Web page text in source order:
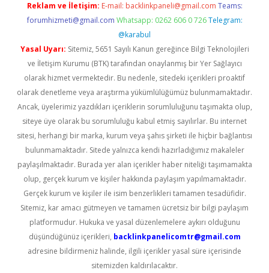
Reklam ve İletişim: E-mail: backlinkpaneli@gmail.com Teams:
forumhizmeti@gmail.com Whatsapp: 0262 606 0 726 Telegram:
@karabul
Yasal Uyarı: Sitemiz, 5651 Sayılı Kanun gereğince Bilgi Teknolojileri
ve İletişim Kurumu (BTK) tarafından onaylanmış bir Yer Sağlayıcı
olarak hizmet vermektedir. Bu nedenle, sitedeki içerikleri proaktif
olarak denetleme veya araştırma yükümlülüğümüz bulunmamaktadır.
Ancak, üyelerimiz yazdıkları içeriklerin sorumluluğunu taşımakta olup,
siteye üye olarak bu sorumluluğu kabul etmiş sayılırlar. Bu internet
sitesi, herhangi bir marka, kurum veya şahıs şirketi ile hiçbir bağlantısı
bulunmamaktadır. Sitede yalnızca kendi hazırladığımız makaleler
paylaşılmaktadır. Burada yer alan içerikler haber niteliği taşımamakta
olup, gerçek kurum ve kişiler hakkında paylaşım yapılmamaktadır.
Gerçek kurum ve kişiler ile isim benzerlikleri tamamen tesadüfidir.
Sitemiz, kar amacı gütmeyen ve tamamen ücretsiz bir bilgi paylaşım
platformudur. Hukuka ve yasal düzenlemelere aykırı olduğunu
düşündüğünüz içerikleri, backlinkpanelicomtr@gmail.com
adresine bildirmeniz halinde, ilgili içerikler yasal süre içerisinde
sitemizden kaldırılacaktır.